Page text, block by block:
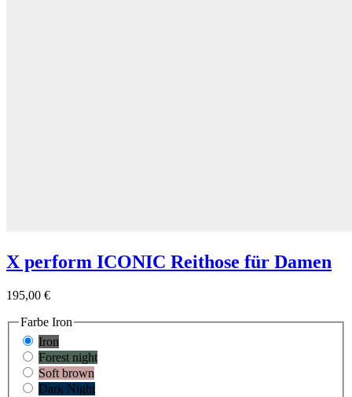
X perform ICONIC Reithose für Damen
195,00 €
Farbe Iron
Iron
Forest night
Soft brown
Dark Night